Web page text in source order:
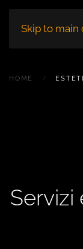
Skip to main
HOME